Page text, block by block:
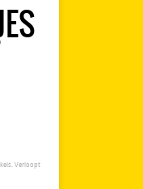
Verloopt